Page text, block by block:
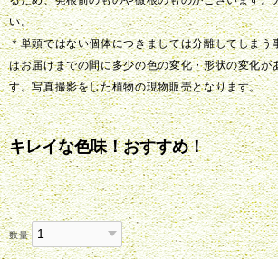
い。
＊単頭ではない個体につきましては分離してしまう
はお届けまでの間に多少の色の変化・形状の変化が
す。写真撮影をした植物の現物販売となります。
キレイな色味！おすすめ！
数量